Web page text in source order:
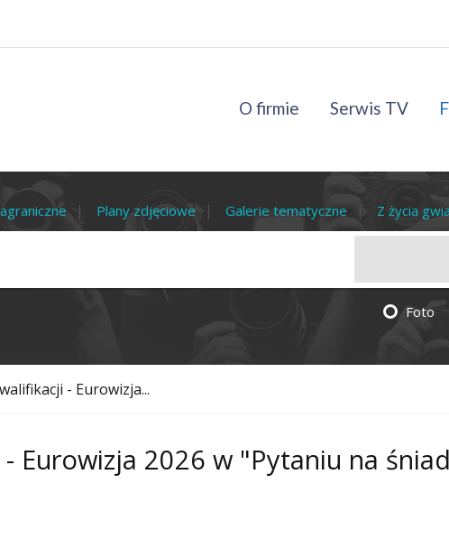
O firmie Serwis TV
Plany zdjęciowe Galerie tematyczne Z życia
Foto
- Eurowizja...
Eurowizja 2026 w "Pytaniu na